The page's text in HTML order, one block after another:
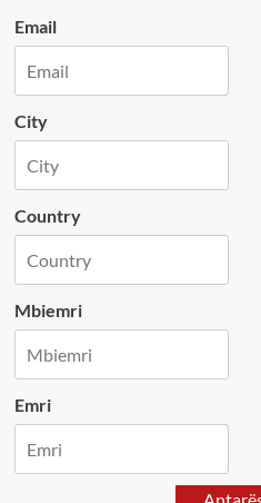
Email
City
Country
Mbiemri
Emri